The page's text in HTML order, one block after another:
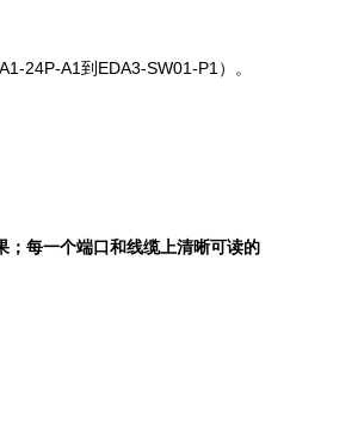
24P-A1到EDA3-SW01-P1）。
；每一个端口和线缆上清晰可读的